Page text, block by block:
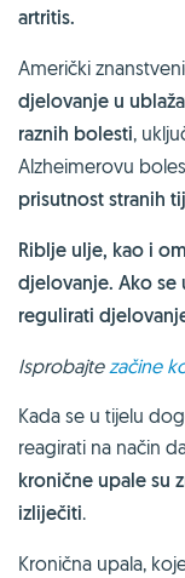
artritis.
Američki
djelovanje u
raznih bolesti,
Alzheimerovu
prisutnost stranih
Riblje ulje, kao i
djelovanje. Ako
regulirati
Isprobajte začine
Kada se u tijelu
reagirati na način
kronične upale su
izliječiti.
Kronična upala,